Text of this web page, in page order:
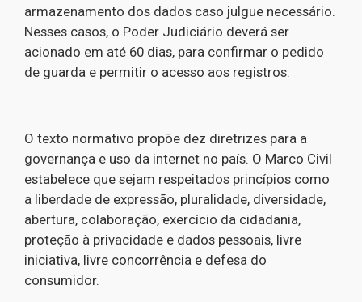
armazenamento dos dados caso julgue necessário.
Nesses casos, o Poder Judiciário deverá ser
acionado em até 60 dias, para confirmar o pedido
de guarda e permitir o acesso aos registros.
O texto normativo propõe dez diretrizes para a
governança e uso da internet no país. O Marco Civil
estabelece que sejam respeitados princípios como
a liberdade de expressão, pluralidade, diversidade,
abertura, colaboração, exercício da cidadania,
proteção à privacidade e dados pessoais, livre
iniciativa, livre concorrência e defesa do
consumidor.